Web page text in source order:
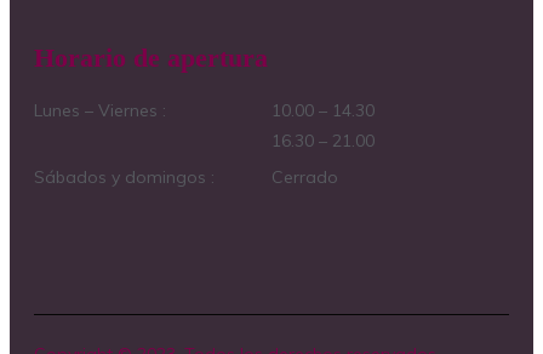
Horario de apertura
Lunes – Viernes :
Sábados y domingos :
10.00 – 14.30
16.30 – 21.00
Cerrado